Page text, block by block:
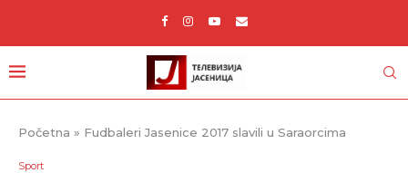
Početna » Fudbaleri Jasenice 2017 slavili u Saraorcima
Sport